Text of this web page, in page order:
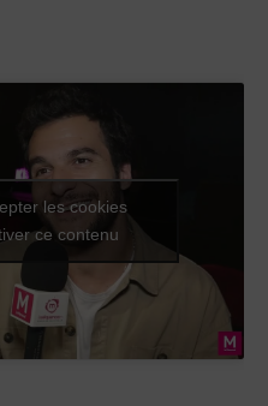
les cookies
ce contenu